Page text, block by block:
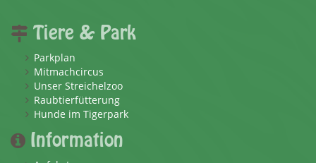
Tiere & Park
Parkplan
Mitmachcircus
Unser Streichelzoo
Raubtierfütterung
Hunde im Tigerpark
Information